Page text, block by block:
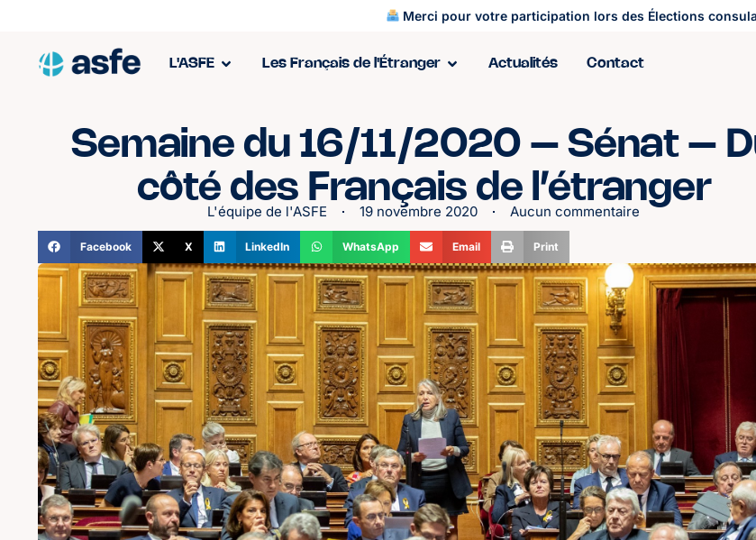
Merci pour votre participation lors des Élections
L'ASFE Les Français de l'Étranger Actualités Contact
Semaine du 16/11/2020 – Sénat –
côté des Français de l’étranger
L'équipe de l'ASFE 19 novembre 2020 Aucun commentaire
Facebook X LinkedIn WhatsApp Email Print